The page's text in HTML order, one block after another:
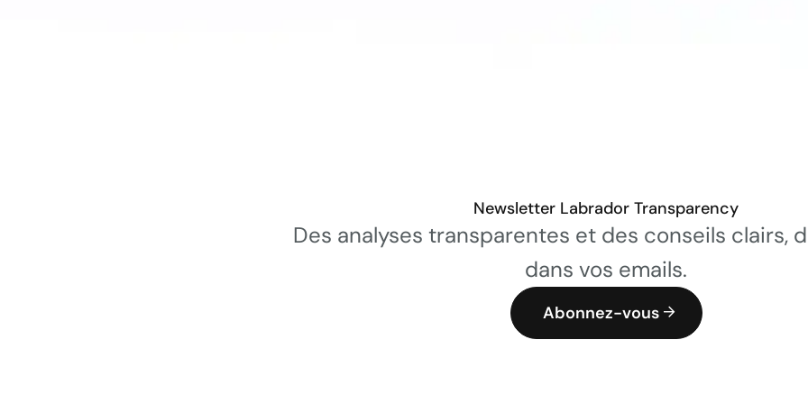
Newsletter Labrador Transparency
Des analyses transparentes et des conseils clairs,
dans vos emails.
Abonnez-vous